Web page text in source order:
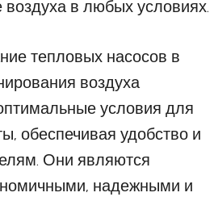
в любых условиях.
тепловых насосов в
воздуха
условия для
обеспечивая удобство и
Они являются
надежными и